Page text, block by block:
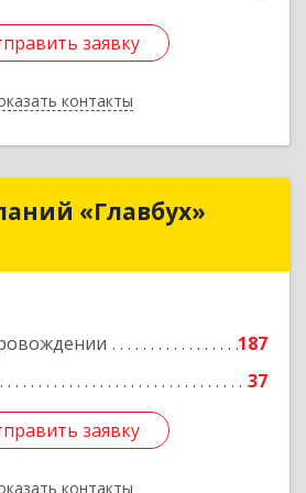
заявку
контакты
заявку
Назад
«Главбух»
187
37
заявку
контакты
«Главбух»
заявку
Назад